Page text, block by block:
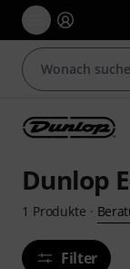
Dunlop
1 Produkte ·
Filter